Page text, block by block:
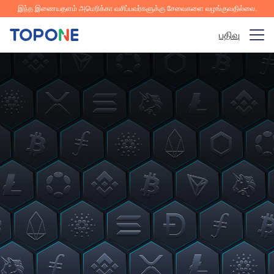
இந்த இணையதளம் அமெரிக்கா வசிப்பவர்களுக்கு சேவைகளை வழங்குவதில்லை.
பதிவு
டிரேடிங் மார்க்கெட்
பிளாட்பாரம்
சமூகம்
பகுப்பாய்வு & கல்வி
நிறுவனம்
தமிழ்
செயலியை பதிவிறக்குங்கள்